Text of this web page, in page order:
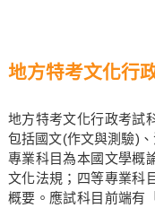
地方特考文化行
地方特考文化行政考試
包括國文(作文與測驗)
專業科目為本國文學概
文化法規；四等專業科
概要。應試科目前端有